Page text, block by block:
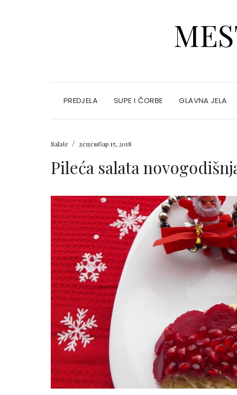
PREDJELA SUPE I ČORBE GLAVNA JELA
Salate / децембар 15, 2018
Pileća salata